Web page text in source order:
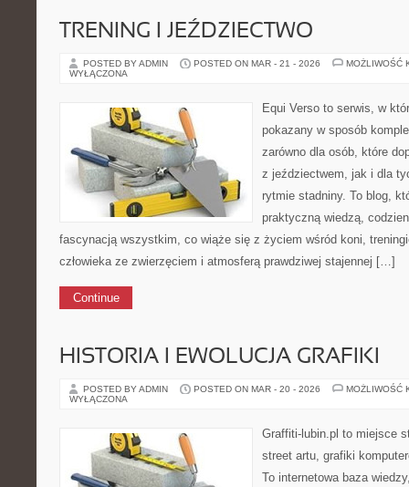
TRENING I JEŹDZIECTWO
POSTED BY ADMIN POSTED ON MAR - 21 - 2026
MOŻLIWOŚĆ
WYŁĄCZONA
Equi Verso to serwis, w
pokazany w sposób
zarówno dla osób, które
z jeździectwem, jak i dla
rytmie stadniny. To blog,
praktyczną wiedzą,
fascynacją wszystkim, co wiąże się z życiem wśród koni,
człowieka ze zwierzęciem i atmosferą prawdziwej stajennej […]
Continue
HISTORIA I EWOLUCJA GRAFIKI
POSTED BY ADMIN POSTED ON MAR - 20 - 2026
MOŻLIWOŚĆ
WYŁĄCZONA
Graffiti-lubin.pl to miejsce
street artu, grafiki
To internetowa baza